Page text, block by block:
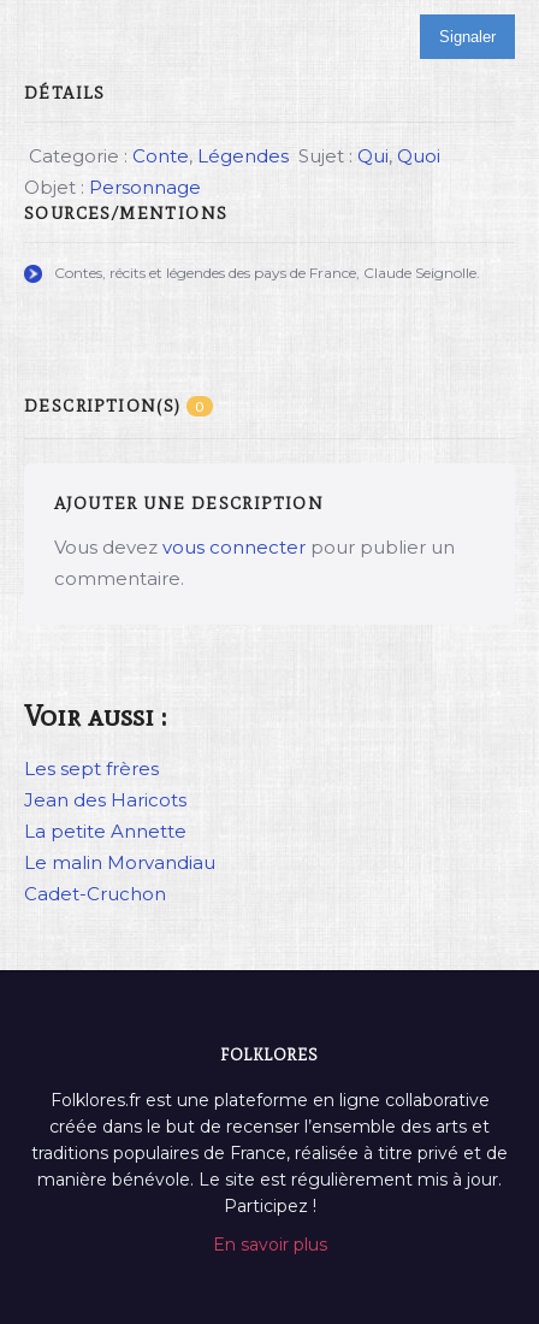
Signaler
DÉTAILS
Categorie : Conte, Légendes Sujet : Qui, Quoi
Objet : Personnage
SOURCES/MENTIONS
Contes, récits et légendes des pays de France, Claude Seignolle.
DESCRIPTION(S) 0
AJOUTER UNE DESCRIPTION
Vous devez vous connecter pour publier un
commentaire.
Voir aussi :
Les sept frères
Jean des Haricots
La petite Annette
Le malin Morvandiau
Cadet-Cruchon
FOLKLORES
Folklores.fr est une plateforme en ligne collaborative
créée dans le but de recenser l’ensemble des arts et
traditions populaires de France, réalisée à titre privé et de
manière bénévole. Le site est régulièrement mis à jour.
Participez !
En savoir plus